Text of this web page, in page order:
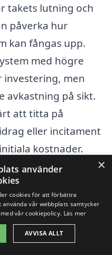
takets lutning och
påverka hur
kan fångas upp.
med högre
investering, men
avkastning på sikt.
att titta på
eller incitament
kostnader.
analys av
maximera din
i Sköldinge och
med förnybar
×
använder
cookies för att förbättra
vår webbplats samtycker
vår cookiepolicy. Läs mer
AVVISA ALLT